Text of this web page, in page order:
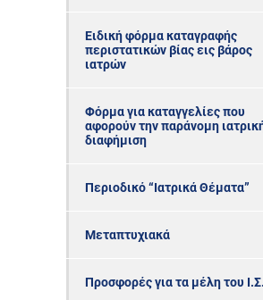
Ειδική φόρμα καταγραφής
περιστατικών βίας εις βάρος
ιατρών
Φόρμα για καταγγελίες που
αφορούν την παράνομη
διαφήμιση
Περιοδικό “Ιατρικά Θέματα”
Μεταπτυχιακά
Προσφορές για τα μέλη του